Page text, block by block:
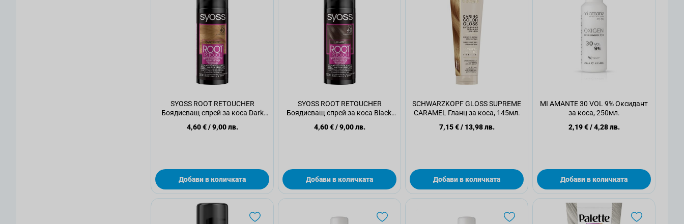
SYOSS ROOT RETOUCHER
Боядисващ спрей за коса Dark
4,60 €/9,00 лв.
Добави в количката
SYOSS ROOT RETOUCHER
Боядисващ спрей за коса Black,
4,60 €/9,00 лв.
Добави в количката
SCHWARZKOPF GLOSS SUPREME
CARAMEL Гланц за коса, 145мл.
7,15 €/ 13,98 лв.
Добави в количката
MI AMANTE 30 VOL 9% Оксидант
за коса, 250мл.
2,19 €/4,28 лв.
Добави в количката